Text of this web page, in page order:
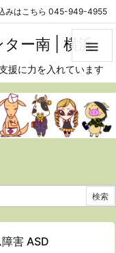

みはこちら 045-949-4955
ー南 | 横浜
援に力を入れています
害 ASD